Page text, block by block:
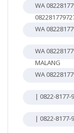
WA
WA
WA
MALANG
WA
| 0822-8177-
| 0822-8177-